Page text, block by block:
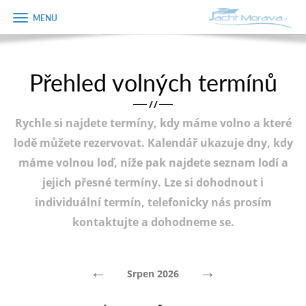
Úvodní strana
Plán plavby
Tipy na výlet
Fotogalerie
Zobrazit
menu
Přehled volných termínů
/ /
Rychle si najdete termíny, kdy máme volno a které
lodě můžete rezervovat. Kalendář ukazuje dny, kdy
máme volnou loď, níže pak najdete seznam lodí a
jejich přesné termíny. Lze si dohodnout i
individuální termín, telefonicky nás prosím
kontaktujte a dohodneme se.
← Srpen 2026 →
Objednávka
dárkového
Jméno
Telefon
E-mail